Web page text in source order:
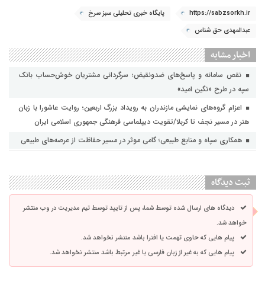
https://sabzsorkh.ir
پایگاه خبری تحلیلی سبز سرخ
عبدالمهدی حق شناس
اخبار مشابه
نقص سامانه و پاسخ‌های ضدونقیض؛ سرگردانی مشتریان خوش‌حساب بانک
سپه در طرح «نگین امید»
اعزام گروه‌های نمایشی مازندران به رویداد بزرگ اربعین؛ روایت عاشورا با زبان
هنر در مسیر نجف تا کربلا/تقویت دیپلماسی فرهنگی جمهوری اسلامی ایران
همکاری سپاه و منابع طبیعی؛ گامی موثر در مسیر حفاظت از عرصه‌های طبیعی
ثبت دیدگاه
دیدگاه های ارسال شده توسط شما، پس از تایید توسط تیم مدیریت در وب منتشر
خواهد شد.
پیام هایی که حاوی تهمت یا افترا باشد منتشر نخواهد شد.
پیام هایی که به غیر از زبان فارسی یا غیر مرتبط باشد منتشر نخواهد شد.